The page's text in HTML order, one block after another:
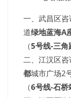
一、武昌区
道绿地蓝海A
（5号线-三角
二、江汉区
都城市广场2
（6号线-石桥